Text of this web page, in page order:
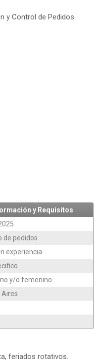
y Control de Pedidos.
y Requisitos
de pedidos
experiencia
y/o femenino
Aires
feriados rotativos.